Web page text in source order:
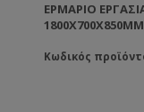
ΕΡΜΆΡΙΟ
1800X700X850MM
Κωδικός